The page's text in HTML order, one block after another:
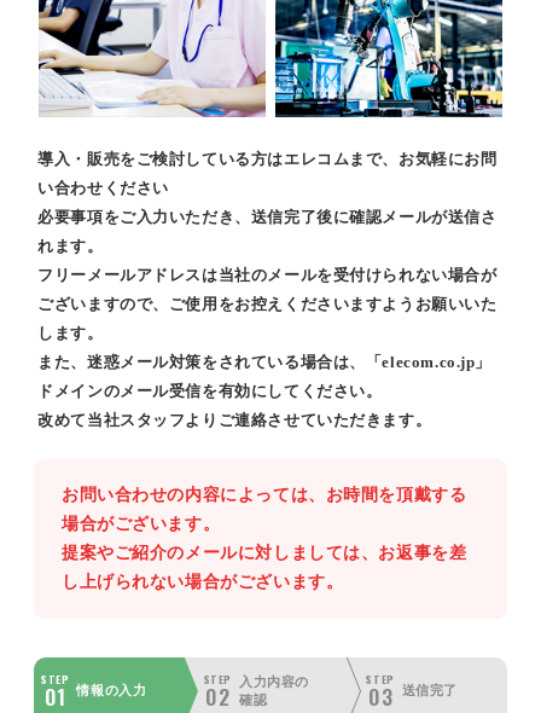
導入・販売をご検討している方はエレコムまで、お気軽にお問
い合わせください
必要事項をご入力いただき、送信完了後に確認メールが送信さ
れます。
フリーメールアドレスは当社のメールを受付けられない場合が
ございますので、ご使用をお控えくださいますようお願いいた
します。
また、迷惑メール対策をされている場合は、「elecom.co.jp」
ドメインのメール受信を有効にしてください。
改めて当社スタッフよりご連絡させていただきます。
お問い合わせの内容によっては、お時間を頂戴する
場合がございます。
提案やご紹介のメールに対しましては、お返事を差
し上げられない場合がございます。
STEP
01 情報の入力
STEP
02
入力内容の
確認
STEP
03 送信完了